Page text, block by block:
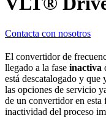
Contacta con nosotros
El convertidor de
llegado a la fase inactiva
está descatalogado y que
las opciones de servicio
de un convertidor en esta
inactividad del proceso